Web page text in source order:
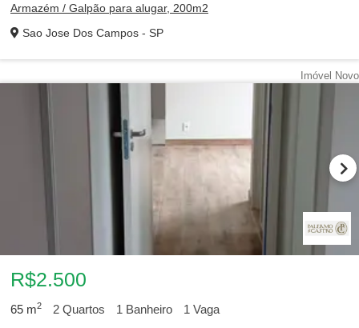
Armazém / Galpão para alugar, 200m2
Sao Jose Dos Campos - SP
Imóvel Novo
R$2.500
65 m2 2 Quartos 1 Banheiro 1 Vaga